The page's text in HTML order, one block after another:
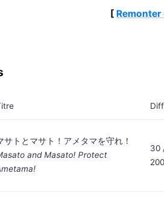
[
サトとマサト！アメタマを守れ！
and Masato! Protect
30